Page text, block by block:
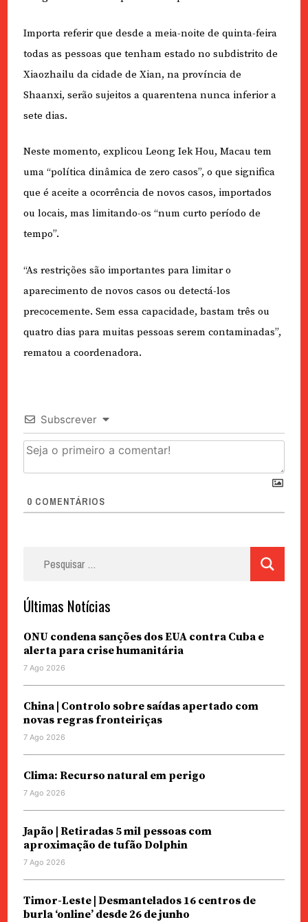
Importa referir que desde a meia-noite de quinta-feira
todas as pessoas que tenham estado no subdistrito de
Xiaozhailu da cidade de Xian, na província de
Shaanxi, serão sujeitos a quarentena nunca inferior a
sete dias.
Neste momento, explicou Leong Iek Hou, Macau tem
uma “política dinâmica de zero casos”, o que significa
que é aceite a ocorrência de novos casos, importados
ou locais, mas limitando-os “num curto período de
tempo”.
“As restrições são importantes para limitar o
aparecimento de novos casos ou detectá-los
precocemente. Sem essa capacidade, bastam três ou
quatro dias para muitas pessoas serem contaminadas”,
rematou a coordenadora.
Subscrever
0 COMENTÁRIOS
Últimas Notícias
ONU condena sanções dos EUA contra Cuba e
alerta para crise humanitária
7 Ago 2026
China | Controlo sobre saídas apertado com
novas regras fronteiriças
7 Ago 2026
Clima: Recurso natural em perigo
7 Ago 2026
Japão | Retiradas 5 mil pessoas com
aproximação de tufão Dolphin
7 Ago 2026
Timor-Leste | Desmantelados 16 centros de
burla ‘online’ desde 26 de junho